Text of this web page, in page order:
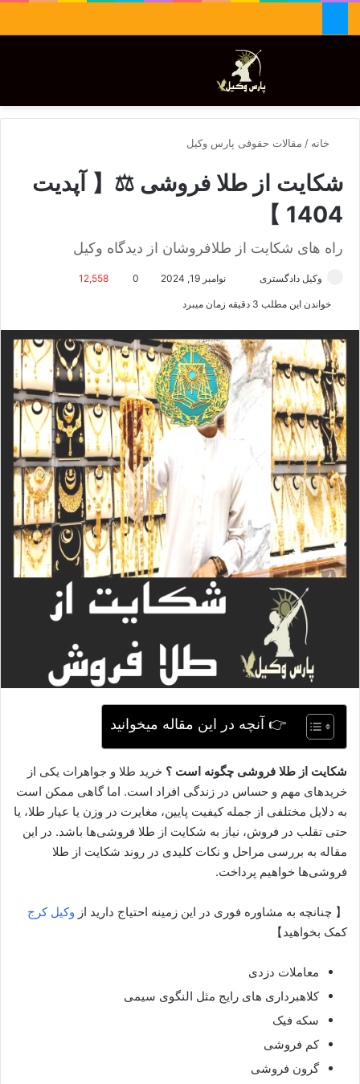
تغییر پوسته
خانه / مقالات حقوقی پارس وکیل
شکایت از طلا فروشی ⚖️【 آپدیت
1404 】
راه های شکایت از طلافروشان از دیدگاه وکیل
وکیل دادگستری
ا
ل
ا
نوامبر 19, 2024 0
12,558
خواندن این مطلب 3 دقیقه زمان میبرد
👉 آنچه در این مقاله میخوانید
شکایت از طلا فروشی چگونه است ؟ خرید طلا و جواهرات یکی از
خریدهای مهم و حساس در زندگی افراد است. اما گاهی ممکن است
به دلایل مختلفی از جمله کیفیت پایین، مغایرت در وزن یا عیار طلا، یا
حتی تقلب در فروش، نیاز به شکایت از طلا فروشی‌ها باشد. در این
مقاله به بررسی مراحل و نکات کلیدی در روند شکایت از طلا
فروشی‌ها خواهیم پرداخت.
【 چنانچه به مشاوره فوری در این زمینه احتیاج دارید از وکیل کرج
کمک بخواهید】
معاملات دزدی
کلاهبرداری های رایج مثل النگوی سیمی
سکه فیک
کم فروشی
گرون فروشی